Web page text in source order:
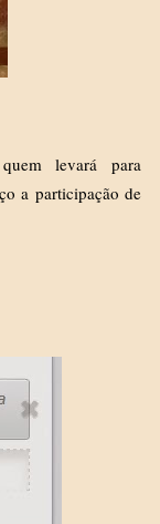
levará para
a participação de